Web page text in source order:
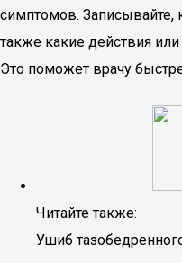
симптомов. Записывайте,
также какие действия
Это поможет врачу
Читайте также:
Ушиб